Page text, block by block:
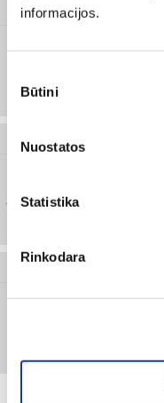
informacijos.
pasirinkimas
Būtini
Nuostatos
Statistika
Rinkodara
0899 107 80
0899 107 81
Juoda